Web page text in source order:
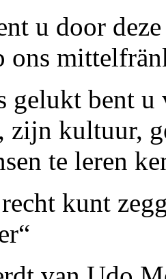
u door
ons
gelukt bent
zijn kultuur,
te leren
kunt